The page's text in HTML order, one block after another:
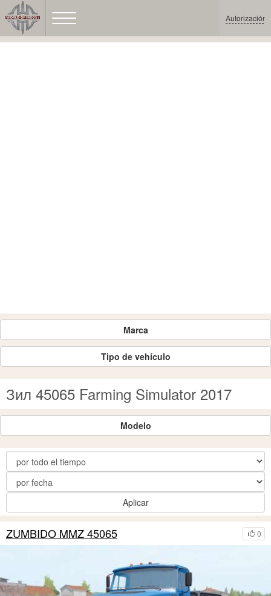
Autorización
Marca
Tipo de vehículo
Зил 45065 Farming Simulator 2017
Modelo
Aplicar
0
ZUMBIDO MMZ 45065